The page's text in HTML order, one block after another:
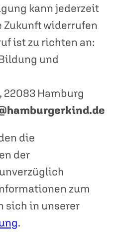
kann jederzeit
widerrufen
ist zu richten an:
und
22083 Hamburg
die
der
zum
sich in unserer
.